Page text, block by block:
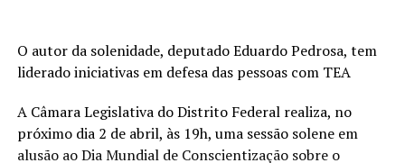
O autor da solenidade, deputado Eduardo Pedrosa, tem
liderado iniciativas em defesa das pessoas com TEA
A Câmara Legislativa do Distrito Federal realiza, no
próximo dia 2 de abril, às 19h, uma sessão solene em
alusão ao Dia Mundial de Conscientização sobre o